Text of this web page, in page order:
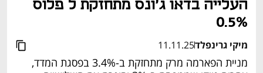
העלייה בדאו ג'ונס מתחזקת ל פלוס
0.5%
מיקי גרינפלד11.11.25